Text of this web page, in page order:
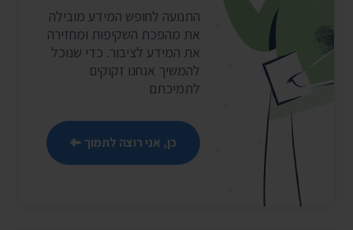
התנועה לחופש המידע מובילה
את מהפכת השקיפות ומחזירה
את המידע לציבור. כדי שנוכל
להמשיך אנחנו זקוקים
לתמיכתם
כן, אני רוצה לתמוך